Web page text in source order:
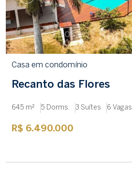
Casa em condomínio
Recanto das Flores
645 m² 5 Dorms. 3 Suítes 6 Vagas
R$ 6.490.000